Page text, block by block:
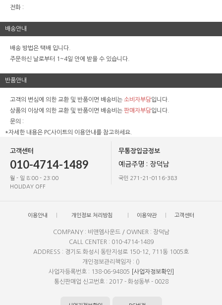
전화 :
배송안내
배송 방법은 택배 입니다.
주문하신 날로부터 1~4일 안에 받을 수 있습니다.
반품안내
고객의 변심에 의한 교환 및 반품이면 배송비는 소비자부담입니다.
상품의 이상에 의한 교환 및 반품이면 배송비는 판매자부담입니다.
문의 :
*자세한 내용은 PC사이트의 이용안내를 참고하세요.
고객센터
010-4714-1489
월 - 일 8:00 - 23:00
HOLIDAY OFF
무통장입금정보
예금주명 : 장덕남
국민 271-21-0116-383
이용안내 개인정보 처리방침 이용약관 고객센터
COMPANY : 비앤엠사운드 / OWNER : 장덕남
CALL CENTER : 010-4714-1489
ADDRESS : 경기도 화성시 동탄지성로 150-12, 711동 1005호
개인정보관리책임자 : ()
사업자등록번호 : 138-06-94805
[사업자정보확인]
통신판매업 신고번호 : 2017 - 화성동부 - 0028